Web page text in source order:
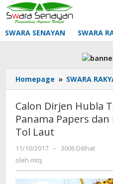
Lewati
ke
konten
SWARA SENAYAN SWARA
Homepage » SWARA
Calon Dirjen Hubla
Panama Papers
Tol Laut
11/10/2017
oleh
-
3006 Dilihat
oleh mtq